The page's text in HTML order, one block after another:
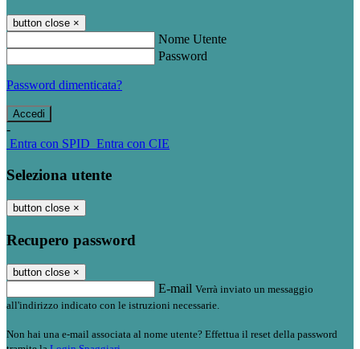
button close ×
Nome Utente
Password
Password dimenticata?
-
Entra con SPID Entra con CIE
Seleziona utente
button close ×
Recupero password
button close ×
E-mail Verrà inviato un messaggio
all'indirizzo indicato con le istruzioni necessarie.
Non hai una e-mail associata al nome utente? Effettua il reset della password